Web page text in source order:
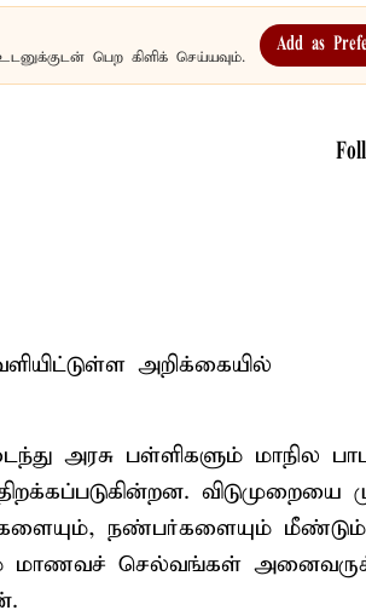
பெற கிளிக் செய்யவும்.
Add as
அறிக்கையில்
அரசு பள்ளிகளும் மாநில
விடுமுறையை
நண்பர்களையும் மீண்டும்
மாணவச் செல்வங்கள்